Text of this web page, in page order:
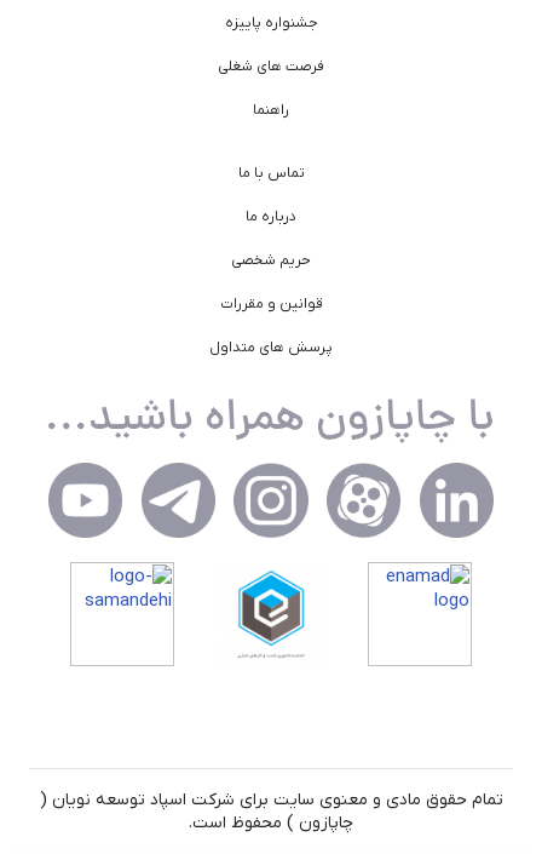
جشنواره پاییزه
فرصت های شغلی
راهنما
تماس با ما
درباره ما
حریم شخصی
قوانین و مقررات
پرسش های متداول
تمام حقوق مادی و معنوی سایت برای شرکت اسپاد توسعه نویان (
چاپازون ) محفوظ است.